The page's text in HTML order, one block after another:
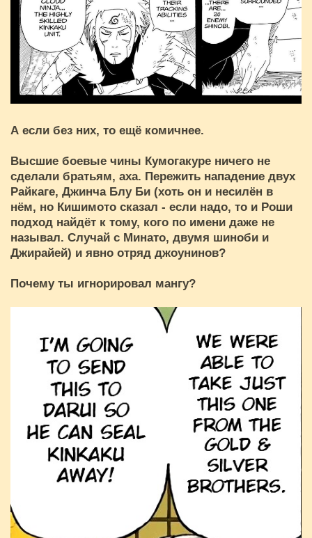
А если без них, то ещё комичнее.
Высшие боевые чины Кумогакуре ничего не
сделали братьям, аха. Пережить нападение двух
Райкаге, Джинча Блу Би (хоть он и несилён в
нём, но Кишимото сказал - если надо, то и Роши
подход найдёт к тому, кого по имени даже не
называл. Случай с Минато, двумя шиноби и
Джирайей) и явно отряд джоунинов?
Почему ты игнорировал мангу?